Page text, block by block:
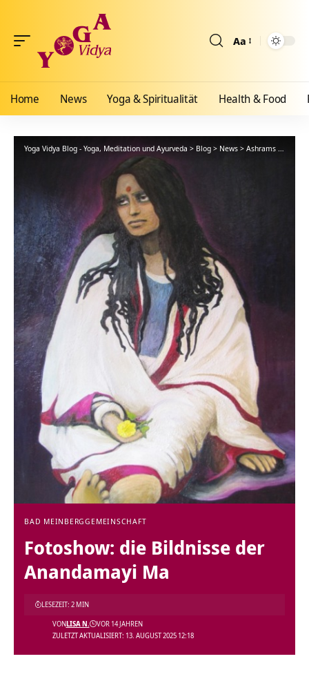
Aa
Home News Yoga & Spiritualität Health & Food
Yoga Vidya Blog - Yoga, Meditation und Ayurveda > Blog > News > Ashrams
BAD MEINBERGGEMEINSCHAFT
Fotoshow: die Bildnisse der
Anandamayi Ma
ZULETZT AKTUALISIERT: 13. AUGUST 2025 12:18
VONLISA N. VOR 14 JAHREN
LESEZEIT: 2 MIN